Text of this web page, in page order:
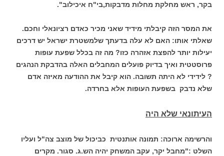
בקר, ראש מחלקת מחלות מדבקות,בי"ח איכילוב".
את המסר הזה קיבלתי מידיד שאני מכיר כאדם רציונאלי וחכם.
שאלתי אותו: האם לא עלה בדעתך שלמשטרת ישראל יש דרכים
יעילות יותר להפצת אזהרה כזו? מה זה בכלל שפעת עופות
פרוסטטית ואיך בדיוק פועלים המחבלים האלה בהדבקת הנהגים
? לידידי לא היתה תשובה. הוא קיבל את ההודעה מאיזה אדם
שלא נדבק בשפעת העופות אלא בחרדה.
העיתונאי שלא היה
והרשימה ארוכה: תמונה אותנטית כביכול של מוצב צה"ל ועליו
השלט :"מחבל יקר, עקב המשחק יהיה הש.ג. סגור. מקרים